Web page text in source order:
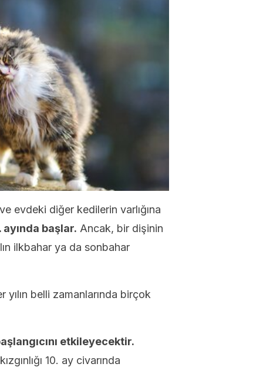
evdeki diğer kedilerin varlığına
ayında başlar. Ancak, bir dişinin
ilkbahar ya da sonbahar
yılın belli zamanlarında birçok
etkileyecektir.
10. ay civarında